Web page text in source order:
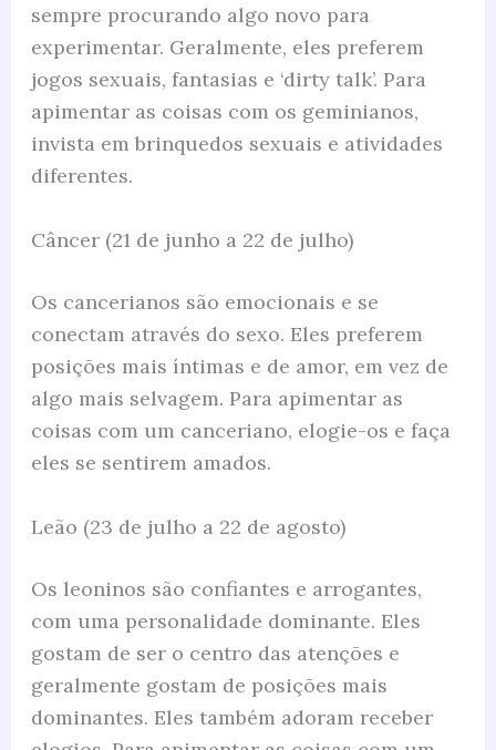
sempre procurando algo novo para
experimentar. Geralmente, eles preferem
jogos sexuais, fantasias e ‘dirty talk’. Para
apimentar as coisas com os geminianos,
invista em brinquedos sexuais e atividades
diferentes.
Câncer (21 de junho a 22 de julho)
Os cancerianos são emocionais e se
conectam através do sexo. Eles preferem
posições mais íntimas e de amor, em vez de
algo mais selvagem. Para apimentar as
coisas com um canceriano, elogie-os e faça
eles se sentirem amados.
Leão (23 de julho a 22 de agosto)
Os leoninos são confiantes e arrogantes,
com uma personalidade dominante. Eles
gostam de ser o centro das atenções e
geralmente gostam de posições mais
dominantes. Eles também adoram receber